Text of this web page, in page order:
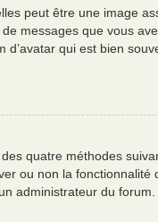
peut être une image
messages que vous
qui est bien
quatre méthodes
ou non la fonctionnalité
administrateur du forum.